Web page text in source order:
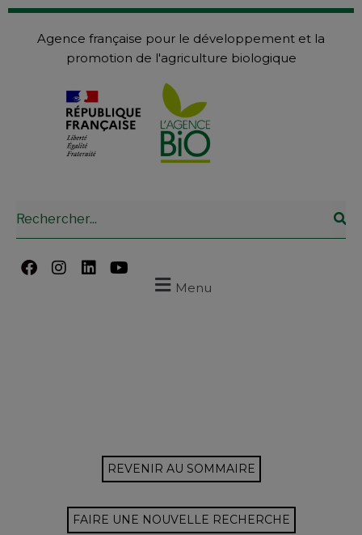
Agence française pour le développement et la
promotion de l'agriculture biologique
Menu
REVENIR AU SOMMAIRE
FAIRE UNE NOUVELLE RECHERCHE